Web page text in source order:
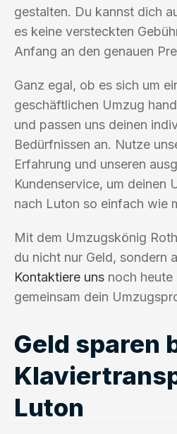
gestalten. Du kannst dich
es keine versteckten
Anfang an den genauen
Ganz egal, ob es sich um
geschäftlichen Umzug
und passen uns deinen
Bedürfnissen an. Nutze
Erfahrung und unseren
Kundenservice, um deinen
nach Luton so einfach wie
Mit dem Umzugskönig
du nicht nur Geld, sondern
Kontaktiere uns noch heute
gemeinsam dein
Geld sparen
Luton